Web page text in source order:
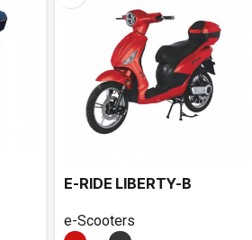
E-RIDE LIBERTY-B
e-Scooters